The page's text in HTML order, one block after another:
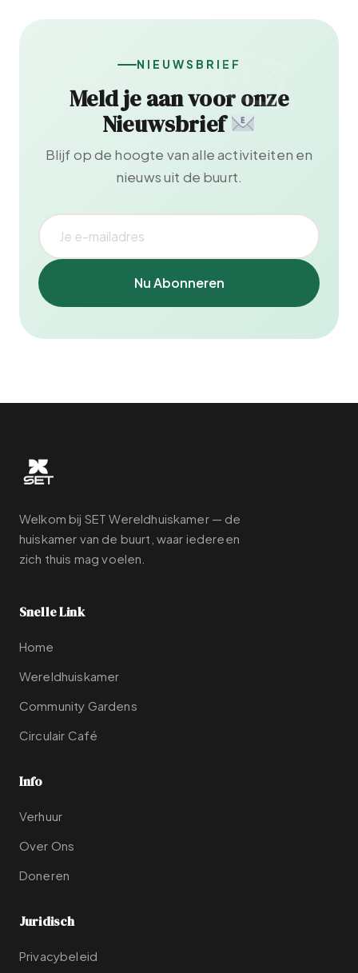
NIEUWSBRIEF
Meld je aan voor onze
Nieuwsbrief
Blijf op de hoogte van alle activiteiten en
nieuws uit de buurt.
Nu Abonneren
Welkom bij SET Wereldhuiskamer — de
huiskamer van de buurt, waar iedereen
zich thuis mag voelen.
Snelle Link
Home
Wereldhuiskamer
Community Gardens
Circulair Café
Info
Verhuur
Over Ons
Doneren
Juridisch
Privacybeleid